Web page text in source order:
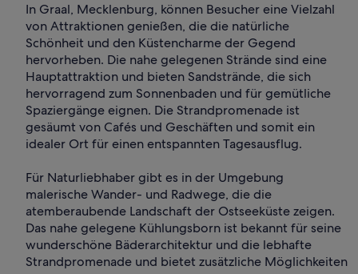
In Graal, Mecklenburg, können Besucher eine Vielzahl
von Attraktionen genießen, die die natürliche
Schönheit und den Küstencharme der Gegend
hervorheben. Die nahe gelegenen Strände sind eine
Hauptattraktion und bieten Sandstrände, die sich
hervorragend zum Sonnenbaden und für gemütliche
Spaziergänge eignen. Die Strandpromenade ist
gesäumt von Cafés und Geschäften und somit ein
idealer Ort für einen entspannten Tagesausflug.
Für Naturliebhaber gibt es in der Umgebung
malerische Wander- und Radwege, die die
atemberaubende Landschaft der Ostseeküste zeigen.
Das nahe gelegene Kühlungsborn ist bekannt für seine
wunderschöne Bäderarchitektur und die lebhafte
Strandpromenade und bietet zusätzliche Möglichkeiten